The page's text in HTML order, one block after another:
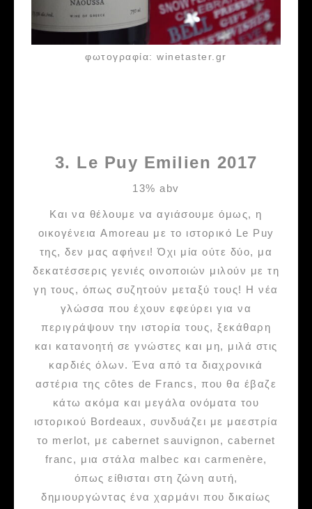
φωτογραφία: winetaster.gr
3. Le Puy Emilien 2017
13% abv
Και να θέλουμε να αγιάσουμε όμως, η
οικογένεια Amoreau με το ιστορικό Le Puy
της, δεν μας αφήνει! Όχι μία ούτε δύο, μα
δεκατέσσερις γενιές οινοποιών μιλούν με τη
γη τους, όπως συζητούν μεταξύ τους! Η νέα
γλώσσα που έχουν εφεύρει για να
περιγράψουν την ιστορία τους, ξεκάθαρη
και κατανοητή σε γνώστες και μη, μιλά στις
καρδιές όλων. Ένα από τα διαχρονικά
αστέρια της côtes de Francs, που θα έβαζε
κάτω ακόμα και μεγάλα ονόματα του
ιστορικού Bordeaux, συνδυάζει με μαεστρία
το merlot, με cabernet sauvignon, cabernet
franc, μια στάλα malbec και carmenère,
όπως είθισται στη ζώνη αυτή,
δημιουργώντας ένα χαρμάνι που δικαίως